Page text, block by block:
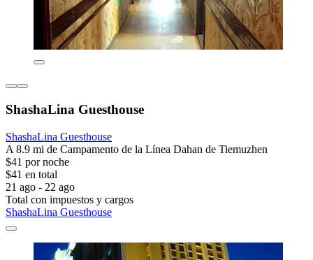
ShashaLina Guesthouse
ShashaLina Guesthouse
A 8.9 mi de Campamento de la Línea Dahan de Tiemuzhen
$41 por noche
$41 en total
21 ago - 22 ago
Total con impuestos y cargos
ShashaLina Guesthouse